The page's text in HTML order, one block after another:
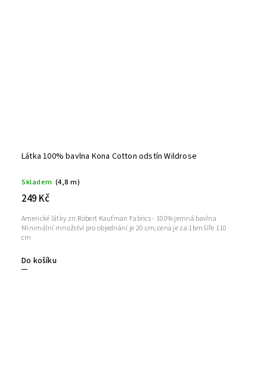
Látka 100% bavlna Kona Cotton odstín Wildrose
Skladem (4,8 m)
249 Kč
Do košíku
Americké látky zn.Robert Kaufman Fabrics - 100% jemná bavlna
Minimální množství pro objednání je 20 cm, cena je za 1bm šíře 110
cm